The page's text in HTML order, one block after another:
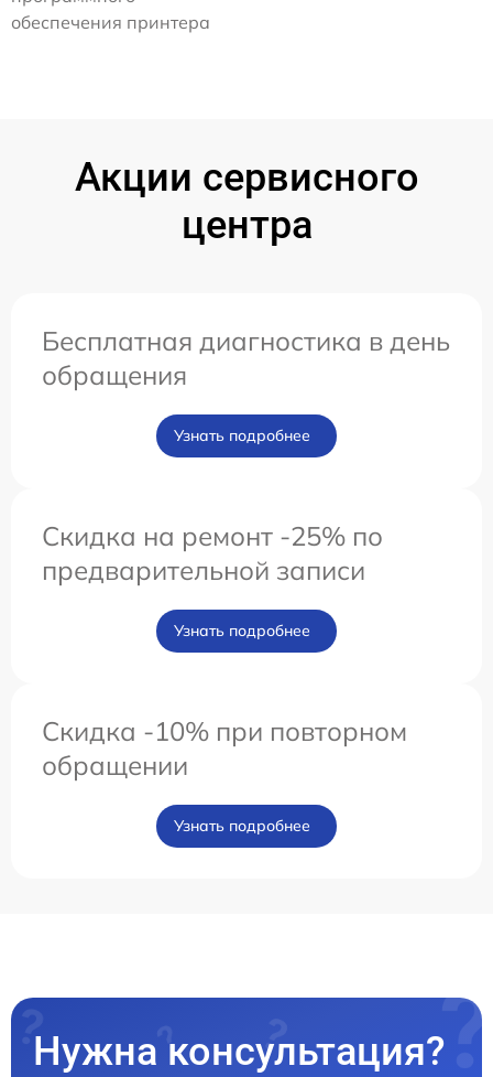
обеспечения принтера
Акции сервисного
центра
Бесплатная диагностика в день
обращения
Узнать подробнее
Скидка на ремонт -25% по
предварительной записи
Узнать подробнее
Скидка -10% при повторном
обращении
Узнать подробнее
Нужна консультация?